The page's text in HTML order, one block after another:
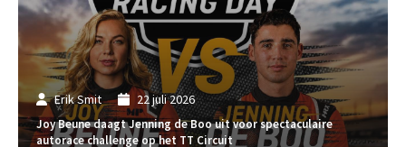
Erik Smit 22 juli 2026
Joy Beune daagt Jenning de Boo uit voor spectaculaire
autorace challenge op het TT Circuit